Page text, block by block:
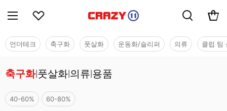
언더테크 축구화 풋살화 운동화/슬리퍼 의류 클럽 팀
축구화| 풋살화 의류 용품
40-60% 60-80%